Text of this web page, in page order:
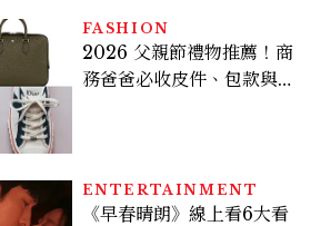
FASHION
2026 父親節禮物推薦！商
務爸爸必收皮件、包款與鞋
ENTERTAINMENT
《早春晴朗》線上看6大看